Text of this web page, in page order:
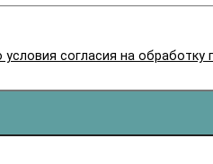
согласия на обработку